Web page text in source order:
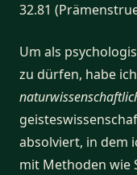
32.81
Um als
zu dürfen, habe
absolviert, in dem
mit Methoden wie